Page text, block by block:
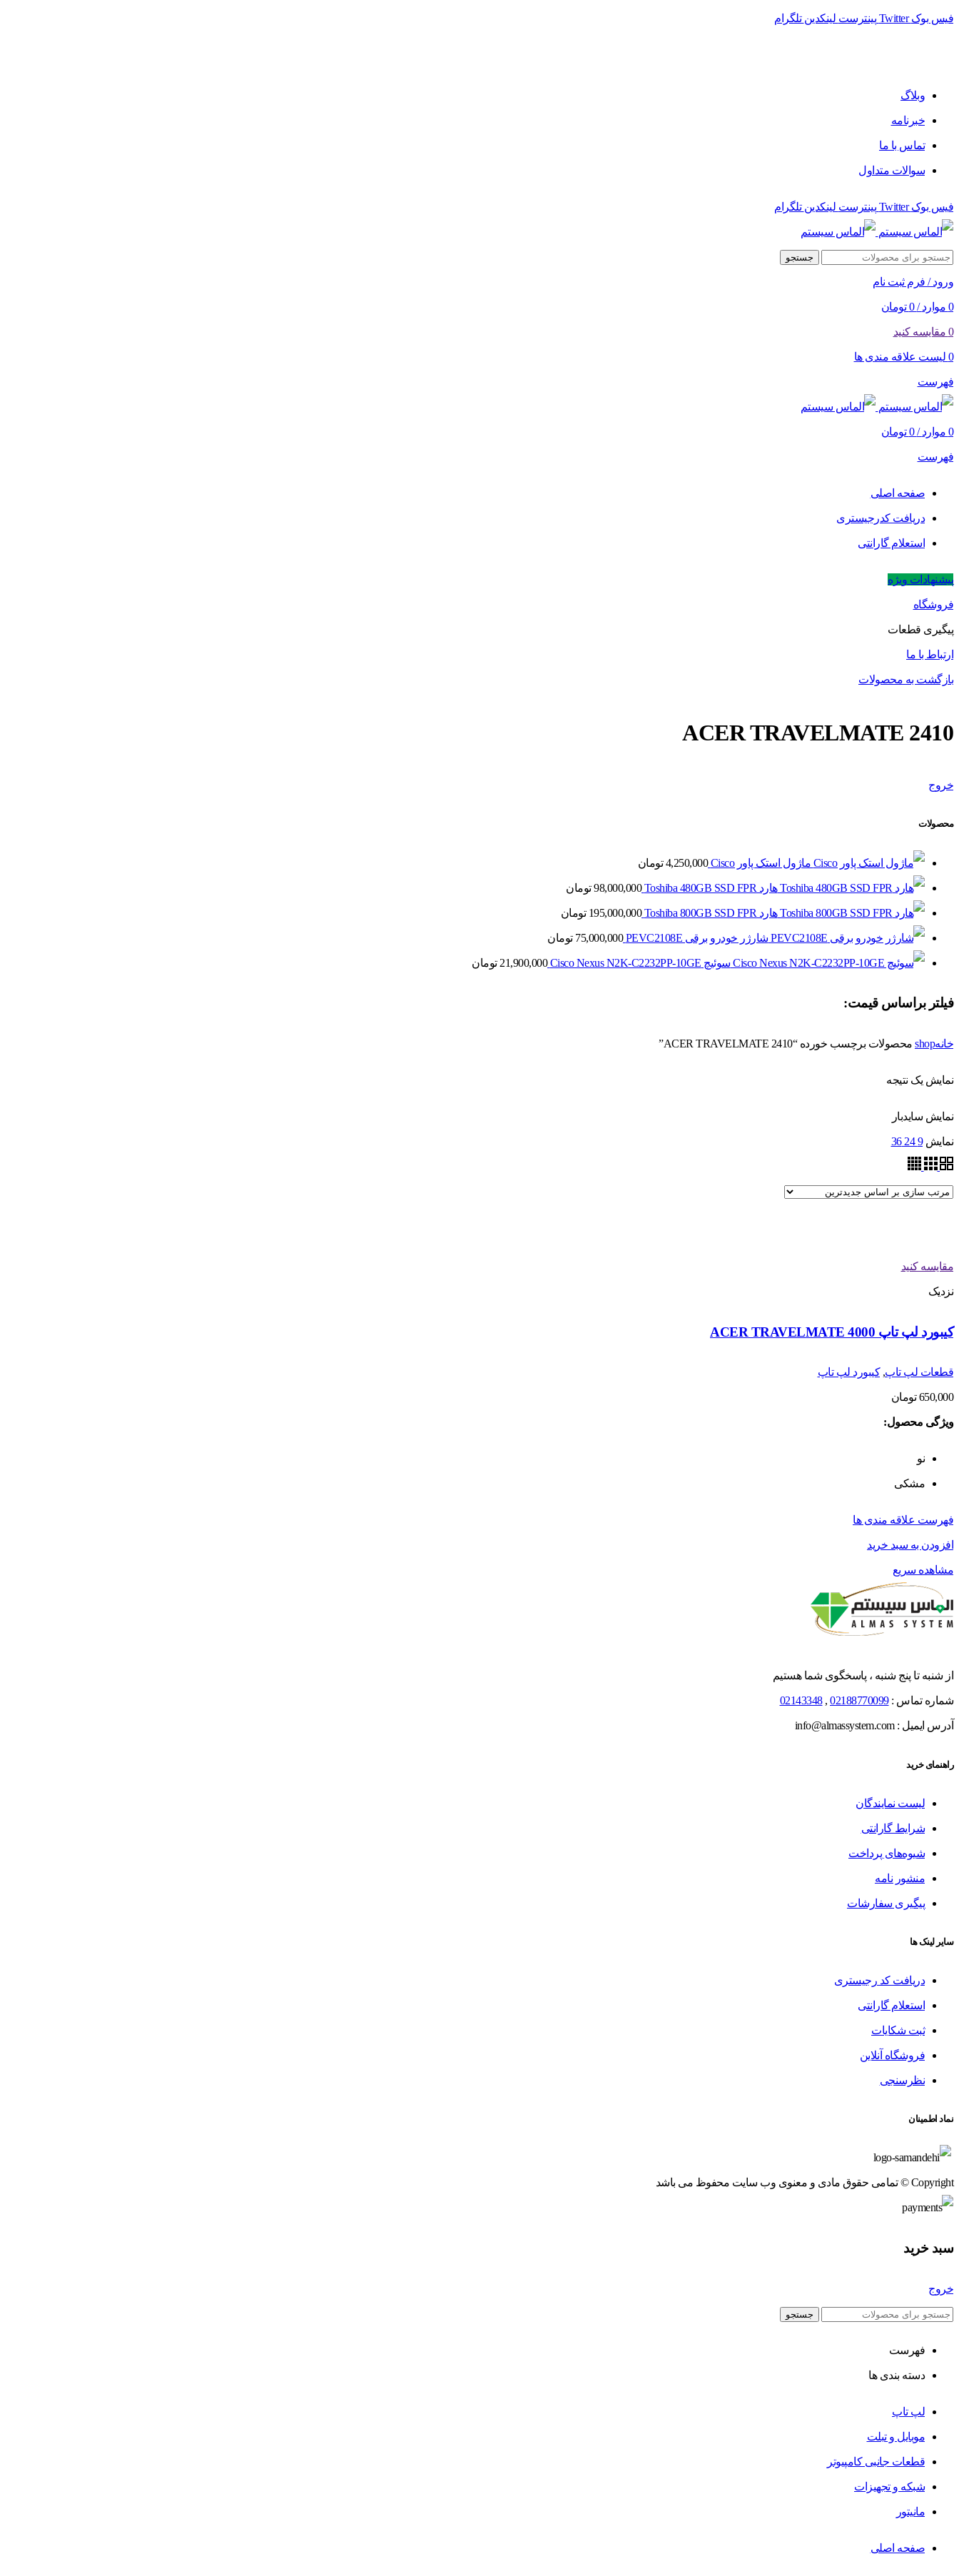
فیس بوک Twitter پینترست لینکدین تلگرام
وبلاگ
خبرنامه
تماس با ما
سوالات متداول
فیس بوک Twitter پینترست لینکدین تلگرام
جستجو
ورود / فرم ثبت نام
0 موارد /
0 تومان
0 مقایسه کنید
0 لیست علاقه مندی ها
فهرست
0 موارد /
0 تومان
فهرست
صفحه اصلی
دریافت کدرجیستری
استعلام گارانتی
پیشنهادات ویژه
فروشگاه
پیگیری قطعات
ارتباط با ما
بازگشت به محصولات
ACER TRAVELMATE 2410
خروج
محصولات
ماژول استک پاور Cisco 4,250,000 تومان
هارد Toshiba 480GB SSD FPR 98,000,000 تومان
هارد Toshiba 800GB SSD FPR 195,000,000 تومان
شارژر خودرو برقی PEVC2108E 75,000,000 تومان
سوئیچ Cisco Nexus N2K-C2232PP-10GE 21,900,000 تومان
فیلتر براساس قیمت:
خانهshop محصولات برچسب خورده “ACER TRAVELMATE 2410”
نمایش یک نتیجه
نمایش سایدبار
نمایش 9
24
36
مقایسه کنید
نزدیک
کیبورد لپ تاپ ACER TRAVELMATE 4000
قطعات لپ تاپ,کیبورد لپ تاپ
650,000 تومان
ویژگی محصول:
نو
مشکی
فهرست علاقه مندی ها
افزودن به سبد خرید
مشاهده سریع
از شنبه تا پنج شنبه ، پاسخگوی شما هستیم
شماره تماس :02188770099
,
02143348
آدرس ایمیل : info@almassystem.com
راهنمای خرید
لیست نمایندگان
شرایط گارانتی
شیوه‌های پرداخت
منشور نامه
پیگیری سفارشات
سایر لینک ها
دریافت کد رجیستری
استعلام گارانتی
ثبت شکایات
فروشگاه آنلاین
نظرسنجی
نماد اطمینان
Copyright © تمامی حقوق مادی و معنوی وب سایت محفوظ می باشد
سبد خرید
خروج
جستجو
فهرست
دسته بندی ها
لپ تاپ
موبایل و تبلت
قطعات جانبی کامپیوتر
شبکه و تجهیزات
مانیتور
صفحه اصلی